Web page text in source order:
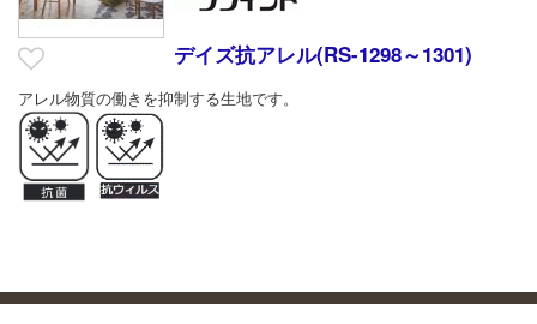
デイズ抗アレル(RS-1298～1301)
アレル物質の働きを抑制する生地です。